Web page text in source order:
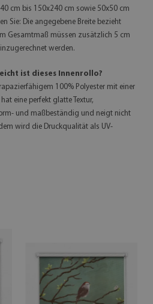
cm bis 150x240 cm sowie 50x50 cm
Sie: Die angegebene Breite bezieht
Gesamtmaß müssen zusätzlich 5 cm
werden.
ist dieses Innenrollo?
100% Polyester mit einer
eine perfekt glatte Textur,
und maßbeständig und neigt nicht
wird die Druckqualität als UV-